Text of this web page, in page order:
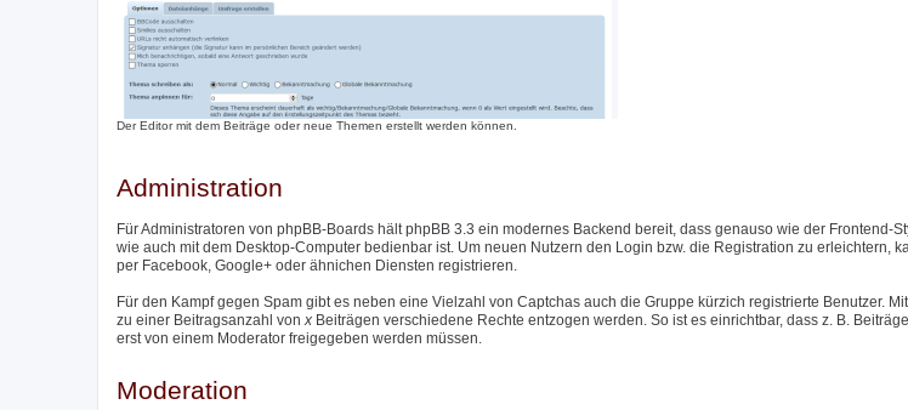
Der Editor mit dem Beiträge oder neue Themen erstellt werden können.
Administration
Für Administratoren von phpBB-Boards hält phpBB 3.3 ein modernes Backend bereit, dass genauso wie der Frontend-
wie auch mit dem Desktop-Computer bedienbar ist. Um neuen Nutzern den Login bzw. die Registration zu erleichtern,
per Facebook, Google+ oder ähnichen Diensten registrieren.
Für den Kampf gegen Spam gibt es neben eine Vielzahl von Captchas auch die Gruppe kürzich registrierte Benutzer.
zu einer Beitragsanzahl vonx Beiträgen verschiedene Rechte entzogen werden. So ist es einrichtbar, dass z. B.
erst von einem Moderator freigegeben werden müssen.
Moderation